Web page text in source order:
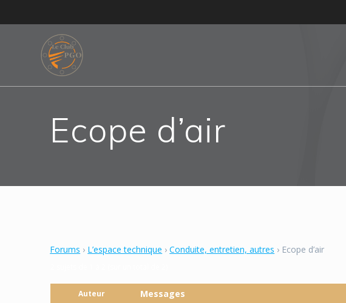
to
Ecope d’air
Forums › L’espace technique › Conduite, entretien, autres › Ecope d’air
Auteur Messages